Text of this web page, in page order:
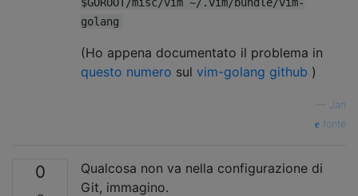
golang
(Ho appena documentato il problema in
questo numero sul vim-golang github )
Jan
fonte
0
Qualcosa non va nella configurazione di
Git, immagino.